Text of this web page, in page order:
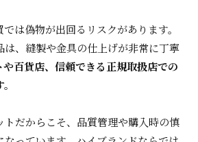
は偽物が出回るリスクがあります。
は、縫製や金具の仕上げが非常に丁寧
百貨店、信頼できる正規取扱店での
トだからこそ、品質管理や購入時の慎